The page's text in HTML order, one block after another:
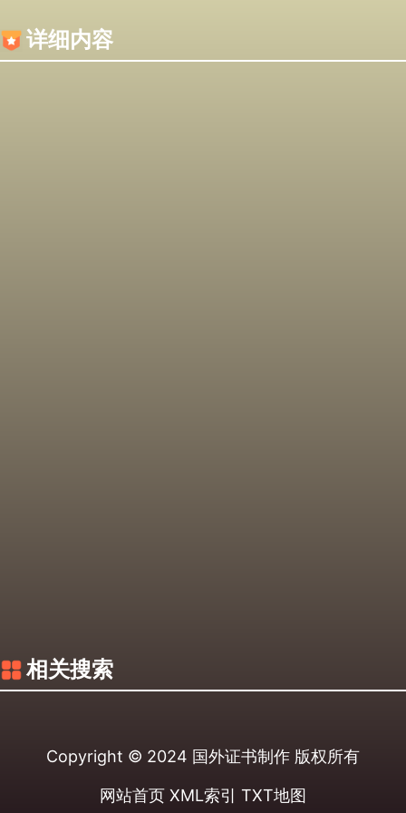
详细内容
相关搜索
Copyright © 2024 国外证书制作 版权所有
网站首页 XML索引 TXT地图